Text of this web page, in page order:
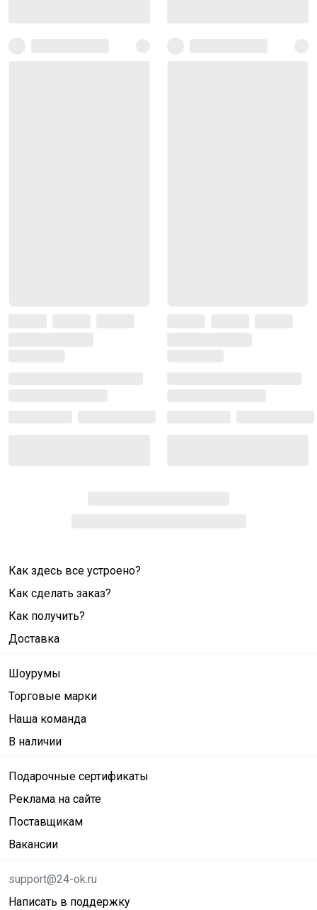
Как здесь все устроено?
Как сделать заказ?
Как получить?
Доставка
Шоурумы
Торговые марки
Наша команда
В наличии
Подарочные сертификаты
Реклама на сайте
Поставщикам
Вакансии
support@24-ok.ru
Написать в поддержку